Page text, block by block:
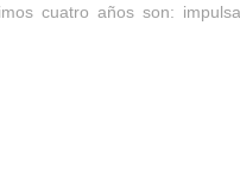
cuatro años son: